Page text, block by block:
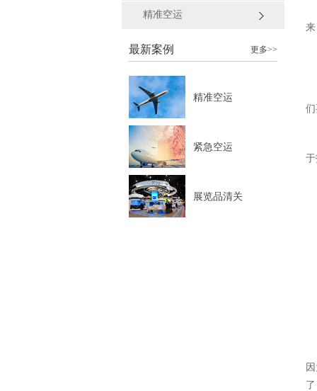
精准空运
最新案例 更多>>
精准空运
紧急空运
展览品清关